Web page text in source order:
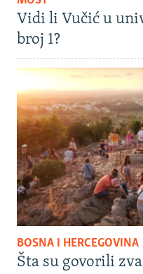
Vidi li Vučić u
broj 1?
BOSNA I HERCEGOVINA
Šta su govorili